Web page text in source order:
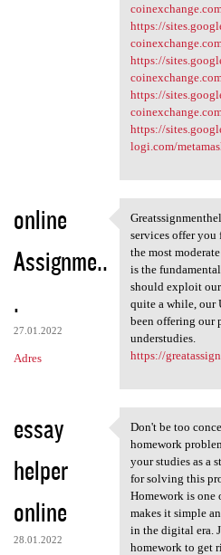
https://
https://
https://
https://
logi.com/
online
Assignme..
.
27.01.2022
Adres
services offer you
the most
is the
should exploit
quite a while, our
been offering our
understudies.
https://
essay
helper
online
28.01.2022
Don't be too
Don't be too
homework
your studies as a
for solving this
Homework is one
makes it simple
in the digital era.
homework to get